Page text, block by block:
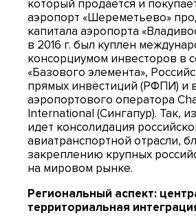
который продается и
аэропорт «Шереметьево»
капитала аэропорта
в 2016 г. был куплен
консорциумом инвесторов в
«Базового элемента»,
прямых инвестиций (РФПИ) и
аэропортового оператора
International (Сингапур). Так,
идет консолидация
авиатранспортной отрасли,
закреплению крупных
на мировом рынке.
Региональный аспект:
территориальная